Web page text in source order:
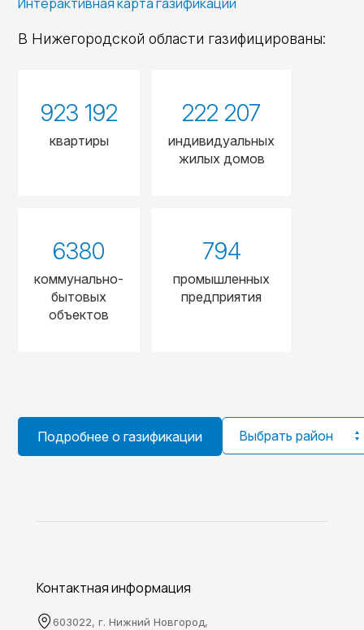
В Нижегородской области газифицированы:
923 192
квартиры
222 207
индивидуальных
жилых домов
6380
коммунально-
бытовых
объектов
794
промышленных
предприятия
Подробнее о газификации Выбрать район
Контактная информация
603022, г. Нижний Новгород,